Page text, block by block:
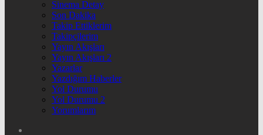
Sinema Detay
Son Dakika
Takip Ettiklerim
Takipçilerim
Yayın Akışları
Yayın Akışları 2
Yazarlar
Yazdığım Haberler
Yol Durumu
Yol Durumu 2
Yorumlarım